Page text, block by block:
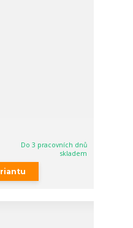
Do 3 pracovních dnů
skladem